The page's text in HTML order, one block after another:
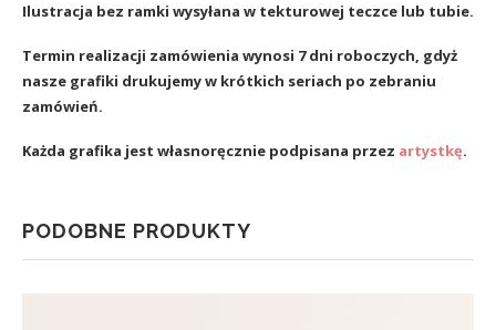
Ilustracja bez ramki wysyłana w tekturowej teczce lub tubie.
Termin realizacji zamówienia wynosi 7 dni roboczych, gdyż
nasze grafiki drukujemy w krótkich seriach po zebraniu
zamówień.
Każda grafika jest własnoręcznie podpisana przez artystkę.
PODOBNE PRODUKTY